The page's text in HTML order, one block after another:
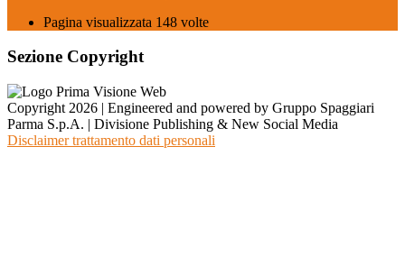
Pagina visualizzata 148 volte
Sezione Copyright
Copyright 2026 | Engineered and powered by Gruppo Spaggiari
Parma S.p.A. | Divisione Publishing & New Social Media
Disclaimer trattamento dati personali